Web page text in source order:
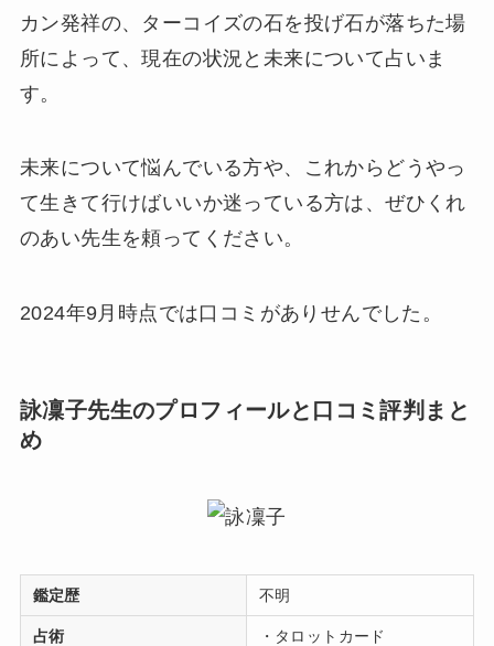
カン発祥の、ターコイズの石を投げ石が落ちた場
所によって、現在の状況と未来について占いま
す。
未来について悩んでいる方や、これからどうやっ
て生きて行けばいいか迷っている方は、ぜひくれ
のあい先生を頼ってください。
2024年9月時点では口コミがありせんでした。
詠凜子先生のプロフィールと口コミ評判まと
め
鑑定歴 不明
占術
・タロットカード